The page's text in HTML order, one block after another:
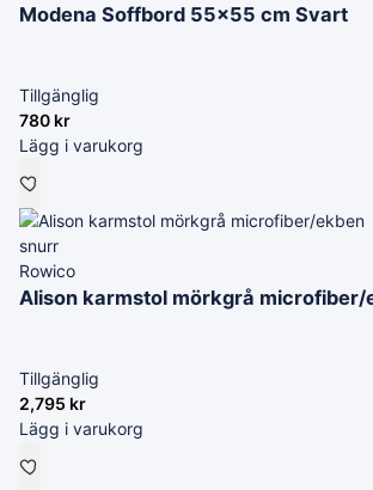
Modena Soffbord 55×55 cm Svart
Tillgänglig
780 kr
Lägg i varukorg
Rowico
Alison karmstol mörkgrå microfiber/
Tillgänglig
2,795 kr
Lägg i varukorg